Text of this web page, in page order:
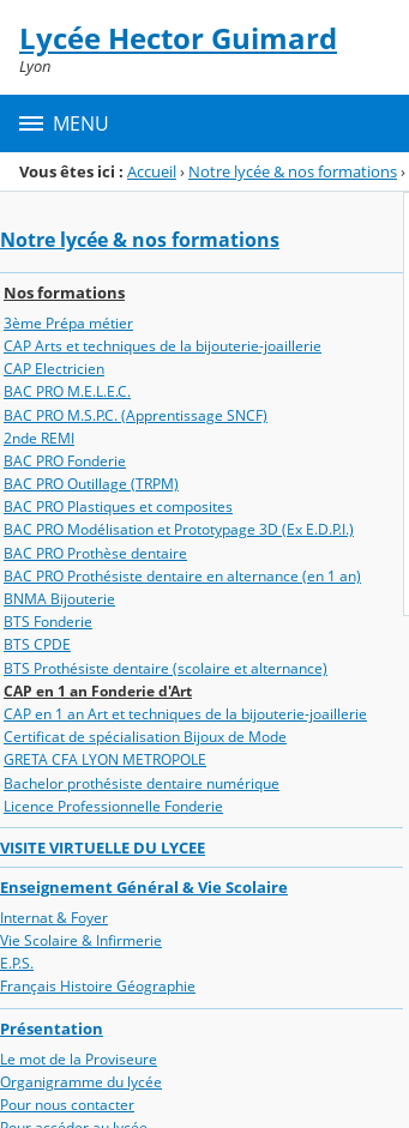
Menu de la rubrique
Contenu
Lycée Hector Guimard
Lyon
MENU
Vous êtes ici : Accueil› Notre lycée & nos formations›
Notre lycée & nos formations
Nos formations
3ème Prépa métier
CAP Arts et techniques de la bijouterie-joaillerie
CAP Electricien
BAC PRO M.E.L.E.C.
BAC PRO M.S.P.C. (Apprentissage SNCF)
2nde REMI
BAC PRO Fonderie
BAC PRO Outillage (TRPM)
BAC PRO Plastiques et composites
BAC PRO Modélisation et Prototypage 3D (Ex E.D.P.I.)
BAC PRO Prothèse dentaire
BAC PRO Prothésiste dentaire en alternance (en 1 an)
BNMA Bijouterie
BTS Fonderie
BTS CPDE
BTS Prothésiste dentaire (scolaire et alternance)
CAP en 1 an Fonderie d'Art
CAP en 1 an Art et techniques de la bijouterie-joaillerie
Certificat de spécialisation Bijoux de Mode
GRETA CFA LYON METROPOLE
Bachelor prothésiste dentaire numérique
Licence Professionnelle Fonderie
VISITE VIRTUELLE DU LYCEE
Enseignement Général & Vie Scolaire
Internat & Foyer
Vie Scolaire & Infirmerie
E.P.S.
Français Histoire Géographie
Présentation
Le mot de la Proviseure
Organigramme du lycée
Pour nous contacter